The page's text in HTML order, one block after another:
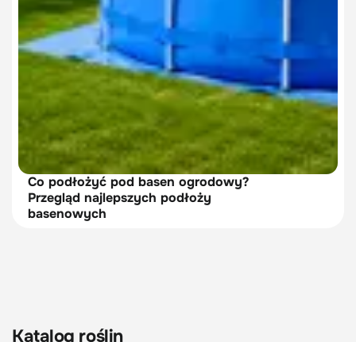
Co podłożyć pod basen ogrodowy?
Przegląd najlepszych podłoży
basenowych
Katalog roślin